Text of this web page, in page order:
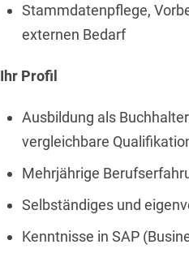
Stammdatenpflege,
externen Bedarf
Ihr Profil
Ausbildung als
vergleichbare
Mehrjährige
Selbständiges und
Kenntnisse in SAP